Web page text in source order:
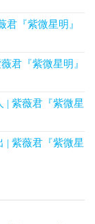
君『紫微星明』
君『紫微星明』
| 紫薇君『紫微星
| 紫薇君『紫微星